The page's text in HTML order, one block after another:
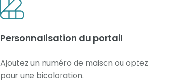
Personnalisation du portail
Ajoutez un numéro de maison ou optez
pour une bicoloration.